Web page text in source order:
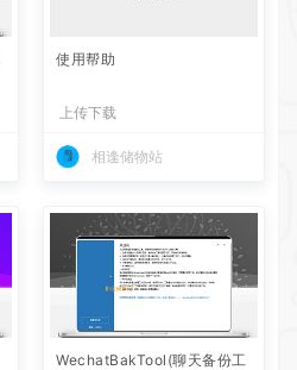
使用帮助
上传下载
相逢储物站
WechatBakTool(聊天备份工